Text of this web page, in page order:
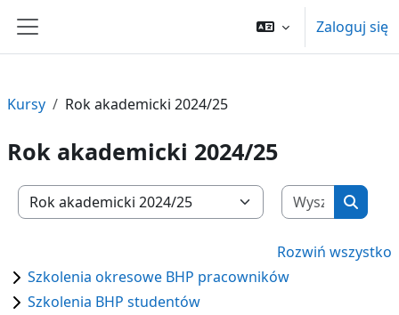
Panel boczny
Zaloguj się
Kursy Rok akademicki 2024/25
Rok akademicki 2024/25
Kategorie kursów
Rozwiń wszystko
Szkolenia okresowe BHP pracowników
Szkolenia BHP studentów